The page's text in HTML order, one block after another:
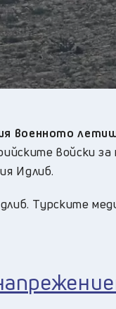
военното
войски за
Идлиб.
Турските